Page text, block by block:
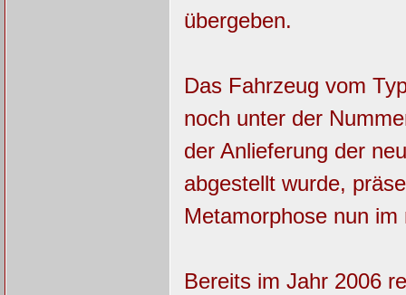
übergeben.
Das Fahrzeug vom
noch unter der
der Anlieferung der
abgestellt wurde,
Metamorphose nun
Bereits im Jahr 2006